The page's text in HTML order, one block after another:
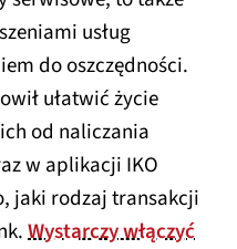
usług
do oszczędności.
ułatwić życie
od naliczania
w aplikacji IKO
jaki rodzaj transakcji
Wystarczy włączyć